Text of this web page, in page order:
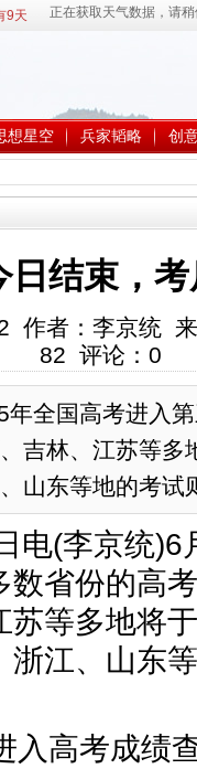
9天
想星空 兵家韬略 创
日结束，
作者：李京统
82 评论： 0
年全国高考进入
吉林、江苏等多
山东等地的考试
电(李京统)6
数省份的高
苏等多地将
浙江、山东
入高考成绩